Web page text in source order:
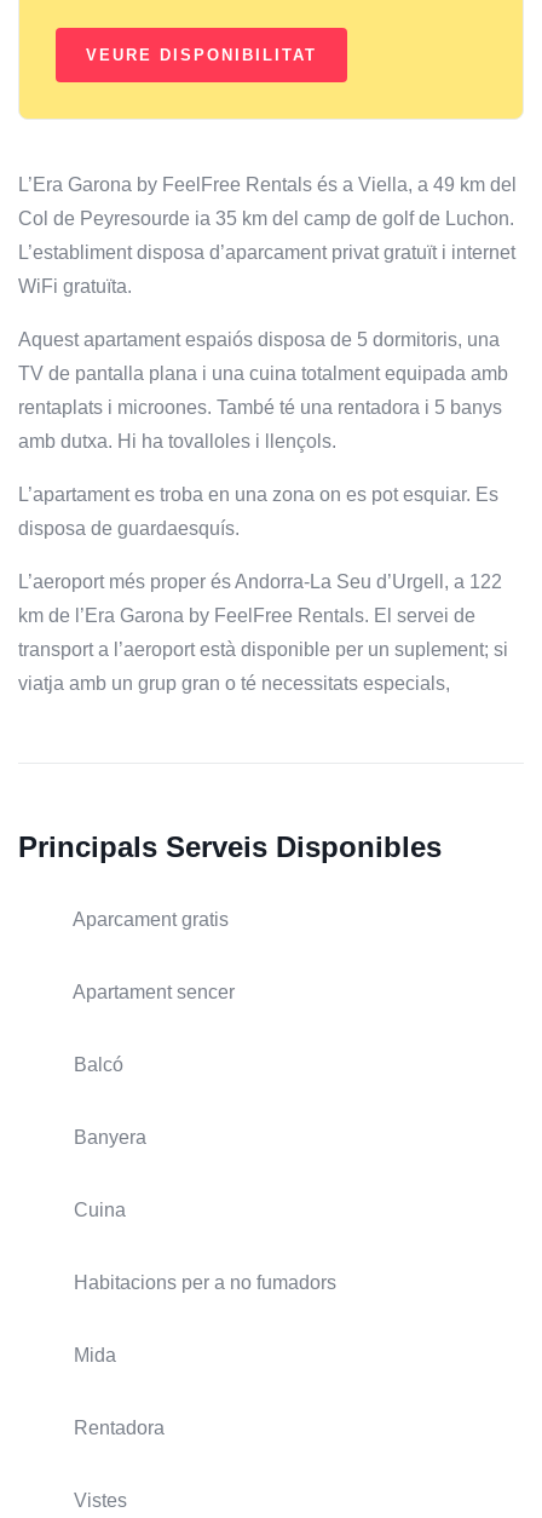
L’Era Garona by FeelFree Rentals és a Viella, a 49 km del
Col de Peyresourde ia 35 km del camp de golf de Luchon.
L’establiment disposa d’aparcament privat gratuït i internet
WiFi gratuïta.
Aquest apartament espaiós disposa de 5 dormitoris, una
TV de pantalla plana i una cuina totalment equipada amb
rentaplats i microones. També té una rentadora i 5 banys
amb dutxa. Hi ha tovalloles i llençols.
L’apartament es troba en una zona on es pot esquiar. Es
disposa de guardaesquís.
L’aeroport més proper és Andorra-La Seu d’Urgell, a 122
km de l’Era Garona by FeelFree Rentals. El servei de
transport a l’aeroport està disponible per un suplement; si
viatja amb un grup gran o té necessitats especials,
Principals Serveis Disponibles
Aparcament gratis
Apartament sencer
Balcó
Banyera
Cuina
Habitacions per a no fumadors
Mida
Rentadora
Vistes